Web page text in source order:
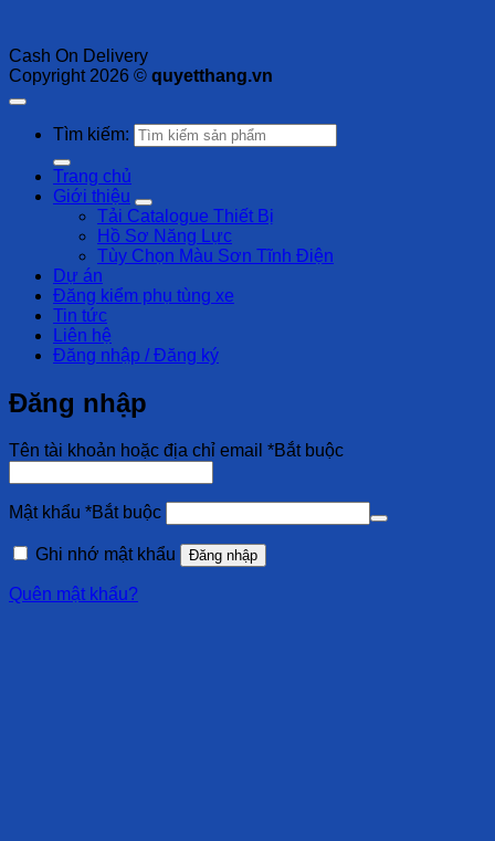
Cash On Delivery
Copyright 2026 © quyetthang.vn
Tìm kiếm:
Trang chủ
Giới thiệu
Tải Catalogue Thiết Bị
Hồ Sơ Năng Lực
Tùy Chọn Màu Sơn Tĩnh Điện
Dự án
Đăng kiểm phụ tùng xe
Tin tức
Liên hệ
Đăng nhập / Đăng ký
Đăng nhập
Tên tài khoản hoặc địa chỉ email *Bắt buộc
Mật khẩu *Bắt buộc
Ghi nhớ mật khẩu Đăng nhập
Quên mật khẩu?